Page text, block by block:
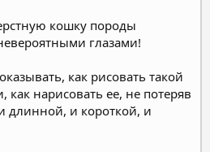
кошку породы
глазами!
как рисовать такой
нарисовать ее, не потеряв
длинной, и короткой, и